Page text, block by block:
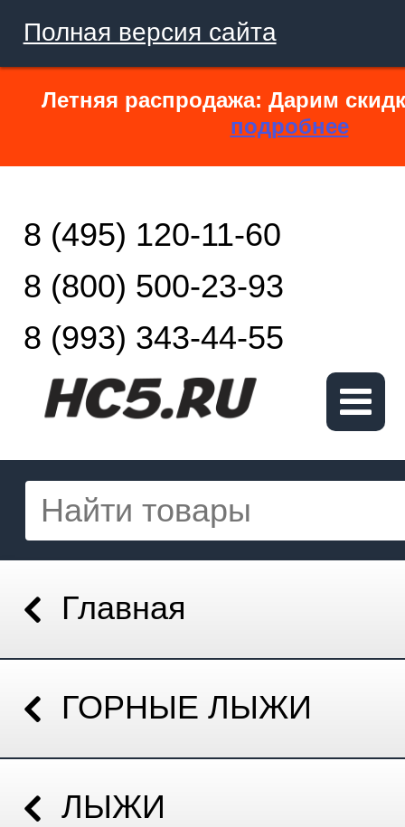
Полная версия сайта
Летняя распродажа: Дарим
подробнее
8 (495) 120-11-60
8 (800) 500-23-93
8 (993) 343-44-55
Главная
ГОРНЫЕ ЛЫЖИ
ЛЫЖИ